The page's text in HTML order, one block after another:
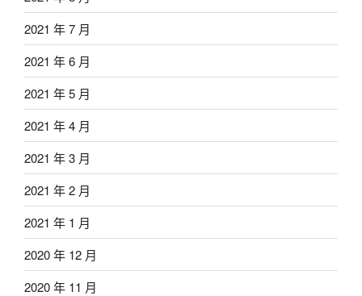
2021 年 7 月
2021 年 6 月
2021 年 5 月
2021 年 4 月
2021 年 3 月
2021 年 2 月
2021 年 1 月
2020 年 12 月
2020 年 11 月